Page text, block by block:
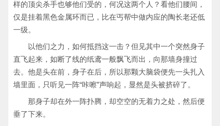
样的顶尖杀手也够他们受的，何况这两个人？看他们腰间，
仅是挂着黑色金属环而已，比在丐帮中做内应的陶长老还低
一级。
以他们之力，如何抵挡这一击？但见其中一个突然身子
直飞起来，如断了线的纸鸢一般飘飞而出，向那墙身撞过
去。他是头在前，身子在后，所以那颗大脑袋便先一头扎入
墙里面，只听见一阵“咔嚓”声响起，显然是头被挤碎了。
那身子却在外一阵扑腾，却空空的无着力之处，然后便
垂了下来。